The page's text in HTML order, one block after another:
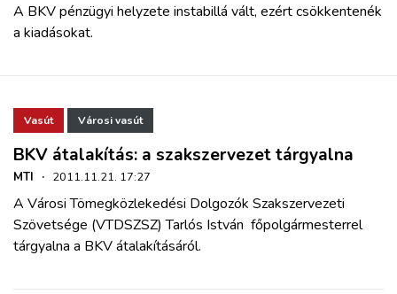
BELÉPÉS
REGISZTRÁCIÓ
A BKV pénzügyi helyzete instabillá vált, ezért csökkentenék
a kiadásokat.
Vasút Városi vasút
BKV átalakítás: a szakszervezet tárgyalna
MTI · 2011.11.21. 17:27
A Városi Tömegközlekedési Dolgozók Szakszervezeti
Szövetsége (VTDSZSZ) Tarlós István főpolgármesterrel
tárgyalna a BKV átalakításáról.